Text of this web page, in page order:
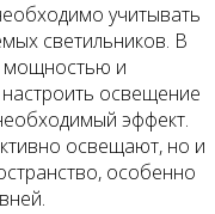
учитывать
светильников. В
мощностью и
освещение
эффект.
освещают, но и
особенно